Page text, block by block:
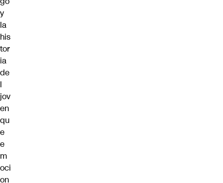
y
la
his
tor
ia
de
l
jov
en
qu
e
e
m
oci
on